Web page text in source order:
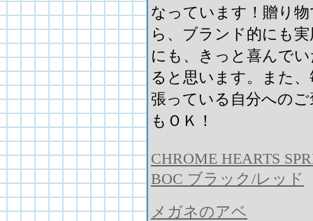
なっています！贈り
ら、ブランド的にも実
にも、きっと喜んで
ると思います。また、
張っている自分へのご
もＯＫ！
CHROME HEARTS
BOC ブラック/レッド
メガネのアベ